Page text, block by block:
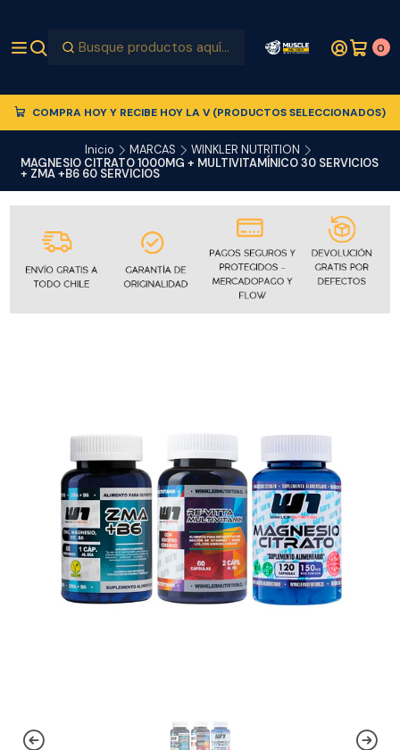
0
COMPRA HOY Y RECIBE HOY LA V (PRODUCTOS SELECCIONADOS)
Inicio MARCAS
WINKLER NUTRITION
MAGNESIO CITRATO 1000MG + MULTIVITAMÍNICO 30 SERVICIOS
+ ZMA +B6 60 SERVICIOS